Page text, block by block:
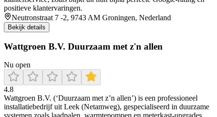
positieve klantervaringen.
Neutronstraat 7 -2, 9743 AM Groningen, Nederland
Bekijk details
Wattgroen B.V. Duurzaam met z'n allen
Nu open
4.8
Wattgroen B.V. (‘Duurzaam met z’n allen’) is een professioneel
installatiebedrijf uit Leek (Netamweg), gespecialiseerd in duurzame